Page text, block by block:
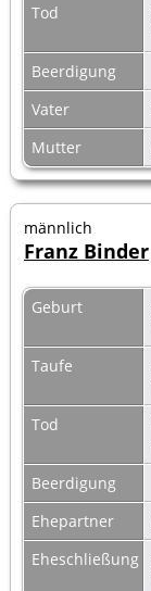
Tod
Beerdigung
Vater
Mutter
männlich
Franz Binder
Geburt
Taufe
Tod
Beerdigung
Ehepartner
Eheschließung